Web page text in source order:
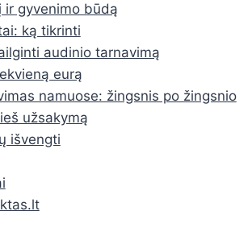
ir gyvenimo būdą
ką tikrinti
audinio tarnavimą
eurą
namuose: žingsnis po žingsnio
užsakymą
išvengti